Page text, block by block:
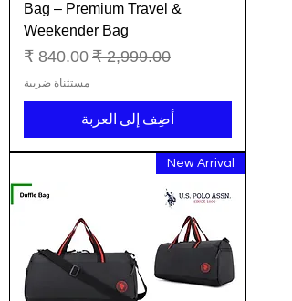
Bag – Premium Travel &
Weekender Bag
سعر عادي سعر البيع
مستثناة ضريبة
أضِف إلى العربة
New Arrival